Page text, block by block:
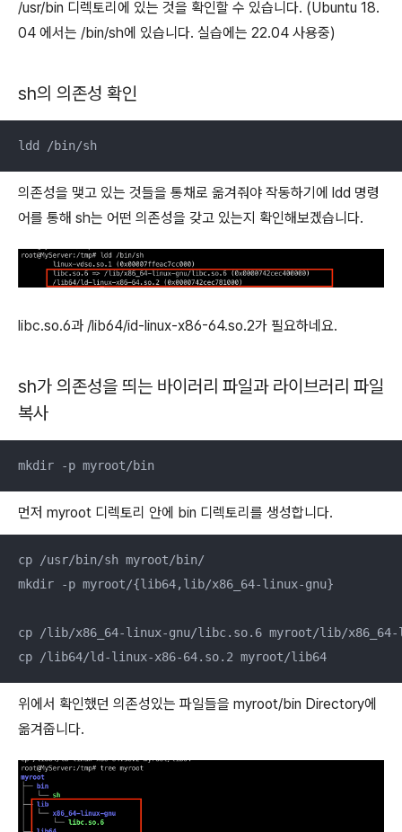
/usr/bin 디렉토리에 있는 것을 확인할 수 있습니다. (Ubuntu 18.
04 에서는 /bin/sh에 있습니다. 실습에는 22.04 사용중)
sh의 의존성 확인
ldd /bin/sh
의존성을 맺고 있는 것들을 통채로 옮겨줘야 작동하기에 ldd 명령
어를 통해 sh는 어떤 의존성을 갖고 있는지 확인해보겠습니다.
libc.so.6과 /lib64/id-linux-x86-64.so.2가 필요하네요.
sh가 의존성을 띄는 바이러리 파일과 라이브러리 파일
복사
mkdir -p myroot/bin
먼저 myroot 디렉토리 안에 bin 디렉토리를 생성합니다.
cp /usr/bin/sh myroot/bin/
mkdir -p myroot/{lib64,lib/x86_64-linux-gnu}
cp /lib/x86_64-linux-gnu/libc.so.6 myroot/lib/
cp /lib64/ld-linux-x86-64.so.2 myroot/lib64
위에서 확인했던 의존성있는 파일들을 myroot/bin Directory에
옮겨줍니다.